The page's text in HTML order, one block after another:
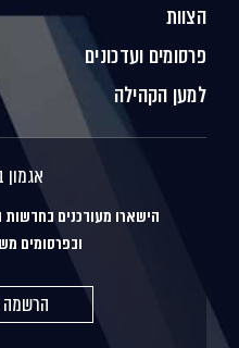
הצוות
פרסומים ועדכונים
למען הקהילה
הישארו מעודכנים
ובפרסומים
הרשמה